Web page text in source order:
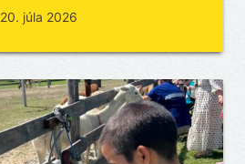
20. júla 2026